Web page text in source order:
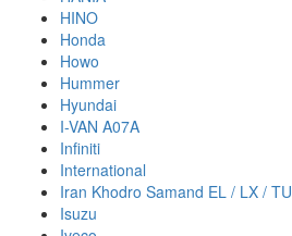
HINO
Honda
Howo
Hummer
Hyundai
I-VAN A07A
Infiniti
International
Iran Khodro Samand EL / LX / TU
Isuzu